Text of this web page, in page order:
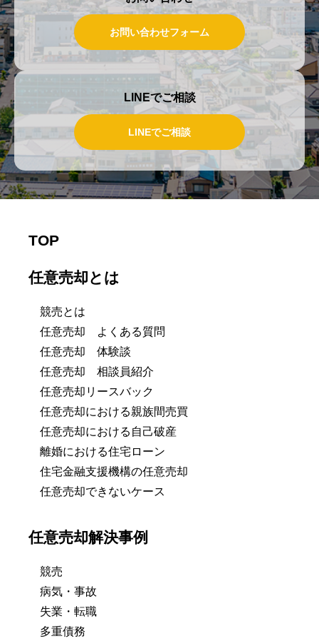
お問い合わせフォーム
LINEでご相談
LINEでご相談
TOP
任意売却とは
競売とは
任意売却 よくある質問
任意売却 体験談
任意売却 相談員紹介
任意売却リースバック
任意売却における親族間売買
任意売却における自己破産
離婚における住宅ローン
住宅金融支援機構の任意売却
任意売却できないケース
任意売却解決事例
競売
病気・事故
失業・転職
多重債務